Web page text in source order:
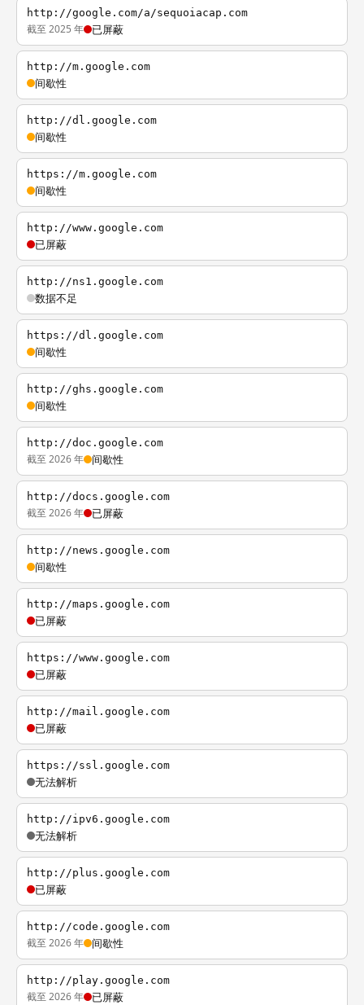
http://google.com/a/sequoiacap.com
截至 2025 年 已屏蔽
http://m.google.com
间歇性
http://dl.google.com
间歇性
https://m.google.com
间歇性
http://www.google.com
已屏蔽
http://ns1.google.com
数据不足
https://dl.google.com
间歇性
http://ghs.google.com
间歇性
http://doc.google.com
截至 2026 年 间歇性
http://docs.google.com
截至 2026 年 已屏蔽
http://news.google.com
间歇性
http://maps.google.com
已屏蔽
https://www.google.com
已屏蔽
http://mail.google.com
已屏蔽
https://ssl.google.com
无法解析
http://ipv6.google.com
无法解析
http://plus.google.com
已屏蔽
http://code.google.com
截至 2026 年 间歇性
http://play.google.com
截至 2026 年 已屏蔽